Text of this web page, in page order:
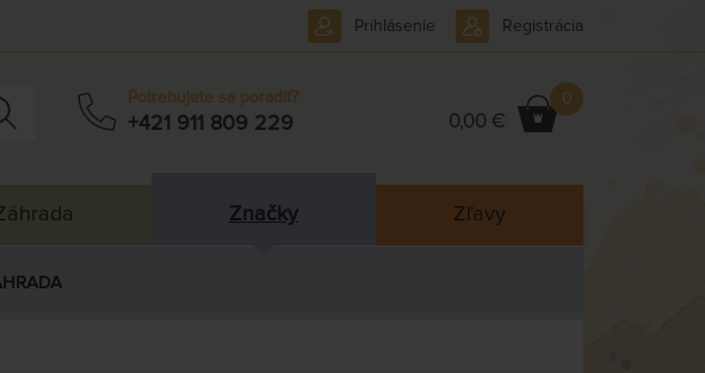
Potrebujete sa poradiť?
+421 911 809 229 0,00 €
0
Prihlásenie Registrácia
Značky Zľavy